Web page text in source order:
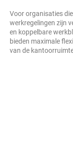
Voor organisaties
werkregelingen zijn
en koppelbare
bieden maximale
van de